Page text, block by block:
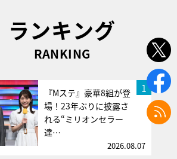
ランキング
RANKING
1
『Mステ』豪華8組が登
場！23年ぶりに披露さ
れる“ミリオンセラー
達…
2026.08.07